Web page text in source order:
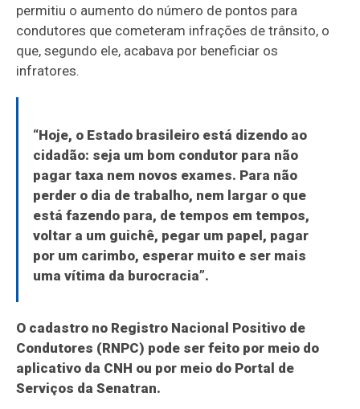
permitiu o aumento do número de pontos para
condutores que cometeram infrações de trânsito, o
que, segundo ele, acabava por beneficiar os
infratores.
“Hoje, o Estado brasileiro está dizendo ao
cidadão: seja um bom condutor para não
pagar taxa nem novos exames. Para não
perder o dia de trabalho, nem largar o que
está fazendo para, de tempos em tempos,
voltar a um guichê, pegar um papel, pagar
por um carimbo, esperar muito e ser mais
uma vítima da burocracia”.
O cadastro no Registro Nacional Positivo de
Condutores (RNPC) pode ser feito por meio do
aplicativo da CNH ou por meio do Portal de
Serviços da Senatran.